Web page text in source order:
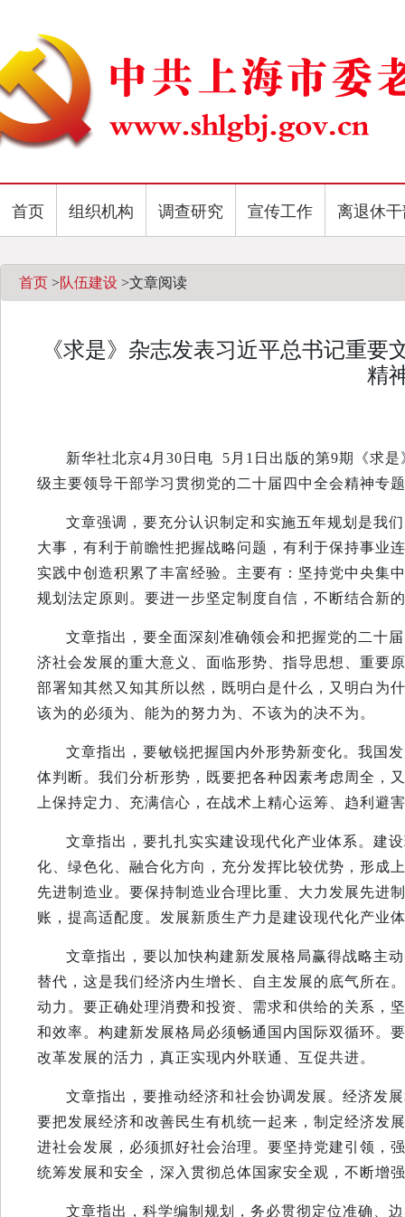
首页 组织机构 调查研究 宣传工作 离退休
首页 >队伍建设 >文章阅读
《求是》杂志发表习近平总书记重
精
新华社北京4月30日电 5月1日出版的第9期《求
级主要领导干部学习贯彻党的二十届四中全会精神专
文章强调，要充分认识制定和实施五年规划是我
大事，有利于前瞻性把握战略问题，有利于保持事业
实践中创造积累了丰富经验。主要有：坚持党中央集
规划法定原则。要进一步坚定制度自信，不断结合新
文章指出，要全面深刻准确领会和把握党的二十
济社会发展的重大意义、面临形势、指导思想、重要
部署知其然又知其所以然，既明白是什么，又明白为
该为的必须为、能为的努力为、不该为的决不为。
文章指出，要敏锐把握国内外形势新变化。我国
体判断。我们分析形势，既要把各种因素考虑周全，
上保持定力、充满信心，在战术上精心运筹、趋利避
文章指出，要扎扎实实建设现代化产业体系。建
化、绿色化、融合化方向，充分发挥比较优势，形成
先进制造业。要保持制造业合理比重、大力发展先进
账，提高适配度。发展新质生产力是建设现代化产业
文章指出，要以加快构建新发展格局赢得战略主
替代，这是我们经济内生增长、自主发展的底气所在
动力。要正确处理消费和投资、需求和供给的关系，
和效率。构建新发展格局必须畅通国内国际双循环。
改革发展的活力，真正实现内外联通、互促共进。
文章指出，要推动经济和社会协调发展。经济发
要把发展经济和改善民生有机统一起来，制定经济发
进社会发展，必须抓好社会治理。要坚持党建引领，
统筹发展和安全，深入贯彻总体国家安全观，不断增
文章指出，科学编制规划，务必贯彻定位准确、